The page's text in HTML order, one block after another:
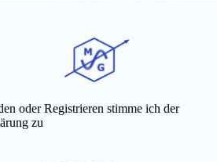
oder Registrieren stimme ich der
zu